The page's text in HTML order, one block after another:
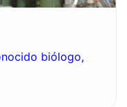
biólogo,